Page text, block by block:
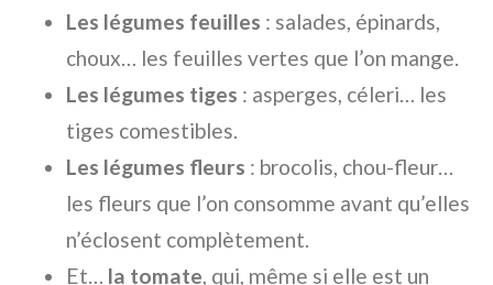
Les légumes feuilles : salades, épinards,
choux… les feuilles vertes que l’on mange.
Les légumes tiges : asperges, céleri… les
tiges comestibles.
Les légumes fleurs : brocolis, chou-fleur…
les fleurs que l’on consomme avant qu’elles
n’éclosent complètement.
Et… la tomate, qui, même si elle est un